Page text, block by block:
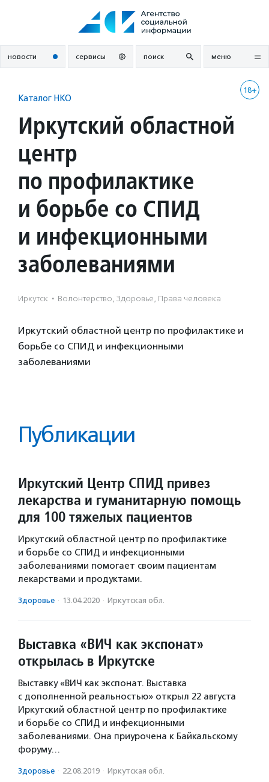
новости сервисы поиск меню
18+
Каталог НКО
Иркутский областной
центр
по профилактике
и борьбе со СПИД
и инфекционными
заболеваниями
Иркутск · Волонтерство, Здоровье, Права человека
Иркутский областной центр по профилактике и
борьбе со СПИД и инфекционными
заболеваниями
Публикации
Иркутский Центр СПИД привез
лекарства и гуманитарную помощь
для 100 тяжелых пациентов
Иркутский областной центр по профилактике
и борьбе со СПИД и инфекционными
заболеваниями помогает своим пациентам
лекарствами и продуктами.
Здоровье · 13.04.2020 · Иркутская обл.
Выставка «ВИЧ как экспонат»
открылась в Иркутске
Выставку «ВИЧ как экспонат. Выставка
с дополненной реальностью» открыл 22 августа
Иркутский областной центр по профилактике
и борьбе со СПИД и инфекционными
заболеваниями. Она приурочена к Байкальскому
форуму…
Здоровье · 22.08.2019 · Иркутская обл.